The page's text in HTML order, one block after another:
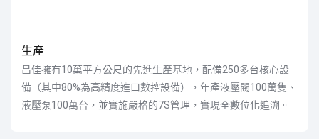
生產
昌佳擁有10萬平方公尺的先進生產基地，配備250多台核心設
備（其中80%為高精度進口數控設備），年產液壓閥100萬隻、
液壓泵100萬台，並實施嚴格的7S管理，實現全數位化追溯。